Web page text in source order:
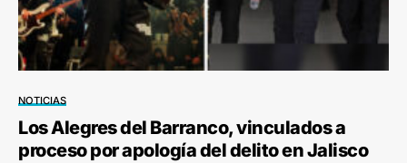
NOTICIAS
Los Alegres del Barranco, vinculados a
proceso por apología del delito en Jalisco